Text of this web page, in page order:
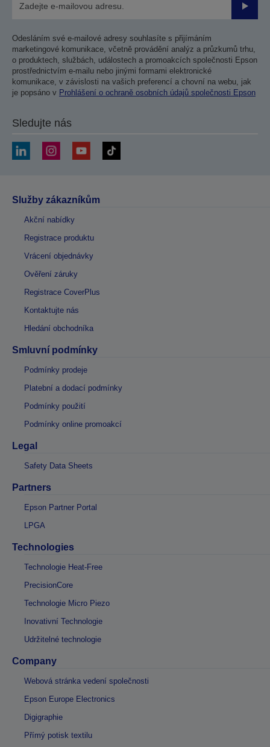
Odesláním své e-mailové adresy souhlasíte s přijímáním
marketingové komunikace, včetně provádění analýz a průzkumů trhu,
o produktech, službách, událostech a promoakcích společnosti Epson
prostřednictvím e-mailu nebo jinými formami elektronické
komunikace, v závislosti na vašich preferencí a chovní na webu, jak
je popsáno v Prohlášení o ochraně osobních údajů společnosti Epson
Sledujte nás
Služby zákazníkům
Akční nabídky
Registrace produktu
Vrácení objednávky
Ověření záruky
Registrace CoverPlus
Kontaktujte nás
Hledání obchodníka
Smluvní podmínky
Podmínky prodeje
Platební a dodací podmínky
Podmínky použití
Podmínky online promoakcí
Legal
Safety Data Sheets
Partners
Epson Partner Portal
LPGA
Technologies
Technologie Heat-Free
PrecisionCore
Technologie Micro Piezo
Inovativní Technologie
Udržitelné technologie
Company
Webová stránka vedení společnosti
Epson Europe Electronics
Digigraphie
Přímý potisk textilu